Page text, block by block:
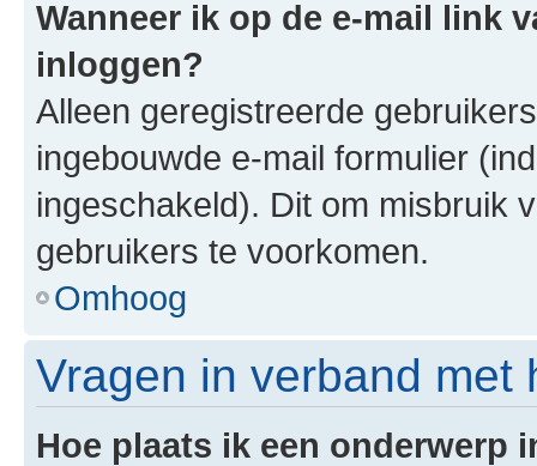
Wanneer ik op de e-mail link
inloggen?
Alleen geregistreerde
ingebouwde e-mail formulier
ingeschakeld). Dit om misbruik
gebruikers te voorkomen.
Omhoog
Vragen in verband met
Hoe plaats ik een onderwerp